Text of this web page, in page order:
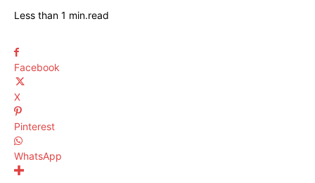
Less than 1 min.read
Facebook
X
Pinterest
WhatsApp